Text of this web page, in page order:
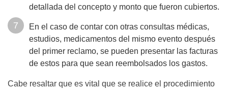
detallada del concepto y monto que fueron cubiertos.
En el caso de contar con otras consultas médicas,
estudios, medicamentos del mismo evento después
del primer reclamo, se pueden presentar las facturas
de estos para que sean reembolsados los gastos.
Cabe resaltar que es vital que se realice el procedimiento